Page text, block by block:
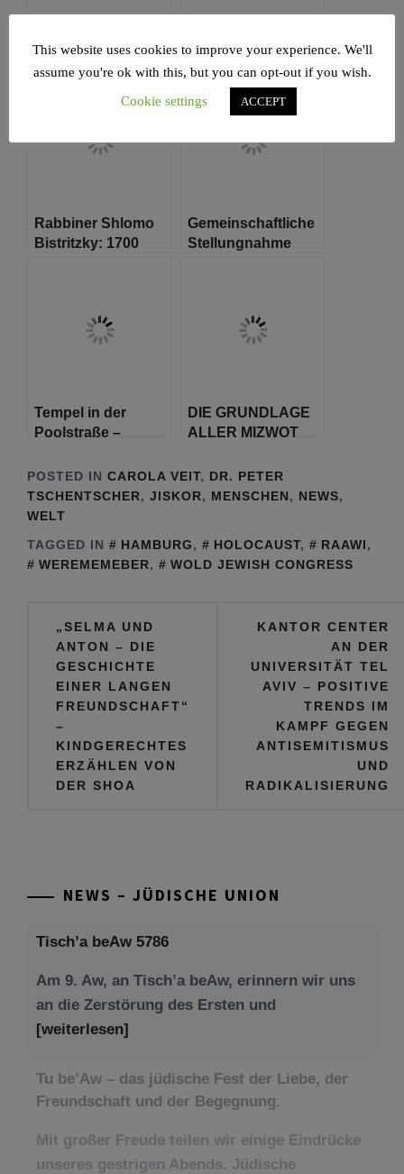
Holocaustüberlebenden
in Israel
Peggy Parnass
Rabbiner Shlomo
Bistritzky: 1700
das Judentum
ausmacht
Gemeinschaftliche
Stellungnahme
Antisemitismusbeauftragter
des Hamburger
proisraelische
Mahnwache in
Tempel in der
Poolstraße –
5782/2021
DIE GRUNDLAGE
ALLER MIZWOT
Glaube an G’tt
POSTED IN CAROLA VEIT, DR. PETER
TSCHENTSCHER, JISKOR, MENSCHEN, NEWS,
WELT
TAGGED IN
HAMBURG, HOLOCAUST, RAAWI,
WEREMEMEBER, WOLD JEWISH CONGRESS
Beitragsnavigation
„SELMA UND
ANTON – DIE
GESCHICHTE
EINER LANGEN
FREUNDSCHAFT“
–
KINDGERECHTES
ERZÄHLEN VON
DER SHOA
KANTOR CENTER
AN DER
UNIVERSITÄT TEL
AVIV – POSITIVE
TRENDS IM
KAMPF GEGEN
ANTISEMITISMUS
UND
RADIKALISIERUNG
NEWS – JÜDISCHE UNION
Tisch’a beAw 5786
Am 9. Aw, an Tisch’a beAw, erinnern wir uns
an die Zerstörung des Ersten und
[weiterlesen]
Tu be’Aw – das jüdische Fest der Liebe, der
Freundschaft und der Begegnung.
Mit großer Freude teilen wir einige Eindrücke
unseres gestrigen Abends. Jüdische
This website uses cookies to improve your experience. We'll
assume you're ok with this, but you can opt-out if you wish.
Cookie settings
ACCEPT